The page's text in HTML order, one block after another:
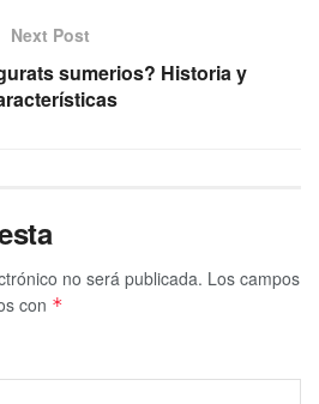
Next Post
sumerios? Historia y
no será publicada. Los campos
con *